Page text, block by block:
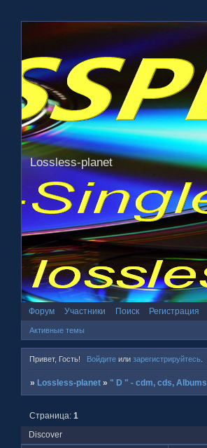
Lossless-planet
Форум Участники Поиск Регистрация
Активные темы
Привет, Гость! Войдитеили зарегистрируйтесь.
» Lossless-planet » " D " - cdm, cds, Albums
Discover
Страница:1